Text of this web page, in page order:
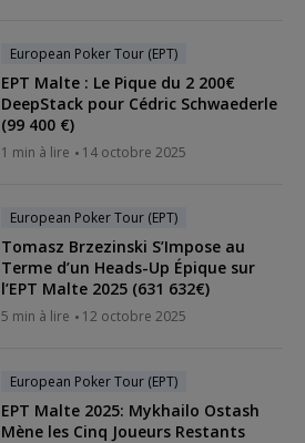
European Poker Tour (EPT)
EPT Malte : Le Pique du 2 200€
DeepStack pour Cédric Schwaederle
(99 400 €)
1 min à lire 14 octobre 2025
European Poker Tour (EPT)
Tomasz Brzezinski S’Impose au
Terme d’un Heads-Up Épique sur
l’EPT Malte 2025 (631 632€)
5 min à lire 12 octobre 2025
European Poker Tour (EPT)
EPT Malte 2025: Mykhailo Ostash
Mène les Cinq Joueurs Restants